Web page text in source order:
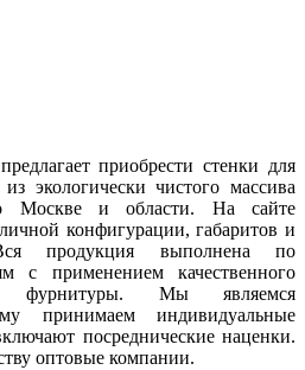
приобрести стенки для
экологически чистого массива
Москве и области. На сайте
конфигурации, габаритов и
продукция выполнена по
с применением качественного
Мы являемся
принимаем индивидуальные
посреднические наценки.
оптовые компании.